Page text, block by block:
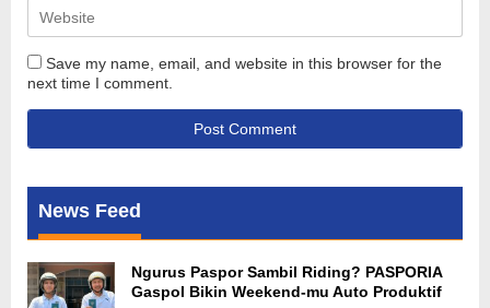
Save my name, email, and website in this browser for the
next time I comment.
News Feed
Ngurus Paspor Sambil Riding? PASPORIA
Gaspol Bikin Weekend-mu Auto Produktif